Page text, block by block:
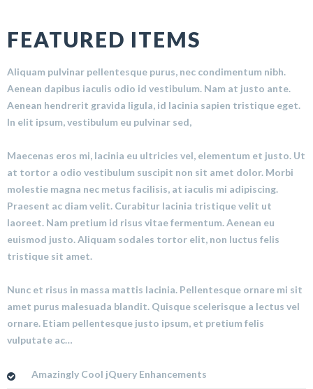
FEATURED ITEMS
Aliquam pulvinar pellentesque purus, nec condimentum nibh.
Aenean dapibus iaculis odio id vestibulum. Nam at justo ante.
Aenean hendrerit gravida ligula, id lacinia sapien tristique eget.
In elit ipsum, vestibulum eu pulvinar sed,
Maecenas eros mi, lacinia eu ultricies vel, elementum et justo. Ut
at tortor a odio vestibulum suscipit non sit amet dolor. Morbi
molestie magna nec metus facilisis, at iaculis mi adipiscing.
Praesent ac diam velit. Curabitur lacinia tristique velit ut
laoreet. Nam pretium id risus vitae fermentum. Aenean eu
euismod justo. Aliquam sodales tortor elit, non luctus felis
tristique sit amet.
Nunc et risus in massa mattis lacinia. Pellentesque ornare mi sit
amet purus malesuada blandit. Quisque scelerisque a lectus vel
ornare. Etiam pellentesque justo ipsum, et pretium felis
vulputate ac…
Amazingly Cool jQuery Enhancements